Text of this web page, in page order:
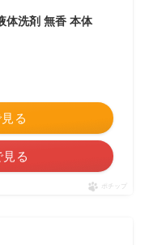
体洗剤 無香 本体
る
る
ポチップ